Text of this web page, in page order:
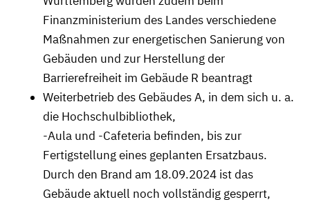
Finanzministerium des Landes verschiedene
Maßnahmen zur energetischen Sanierung von
Gebäuden und zur Herstellung der
Barrierefreiheit im Gebäude R beantragt
Weiterbetrieb des Gebäudes A, in dem sich u. a.
die Hochschulbibliothek,
-Aula und -Cafeteria befinden, bis zur
Fertigstellung eines geplanten Ersatzbaus.
Durch den Brand am 18.09.2024 ist das
Gebäude aktuell noch vollständig gesperrt,